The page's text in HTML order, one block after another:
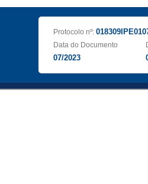
Protocolo nº:
Data do Documento
07/2023